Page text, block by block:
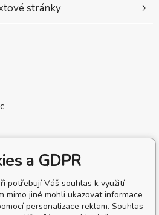
stránky
a GDPR
potřebují Váš souhlas k využití
mimo jiné mohli ukazovat informace
personalizace reklam. Souhlas